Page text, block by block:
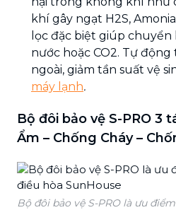
khí gây ngạt H2S,
lọc đặc biệt giúp
nước hoặc CO2. Tự
ngoài, giảm tần suất vệ
máy lạnh.
Bộ đôi bảo vệ S-PRO 3
Ẩm – Chống Cháy –
Bộ đôi bảo vệ S-PRO là ưu